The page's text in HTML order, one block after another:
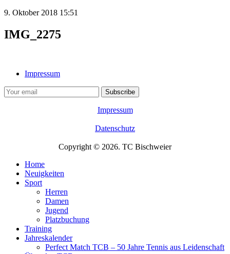
9. Oktober 2018 15:51
IMG_2275
Impressum
Impressum
Datenschutz
Copyright © 2026. TC Bischweier
Home
Neuigkeiten
Sport
Herren
Damen
Jugend
Platzbuchung
Training
Jahreskalender
Perfect Match TCB – 50 Jahre Tennis aus Leidenschaft